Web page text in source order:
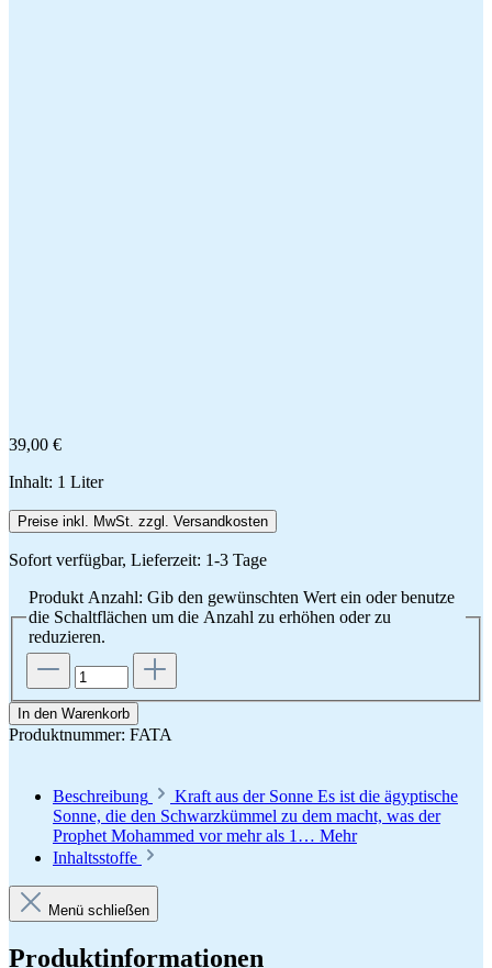
39,00 €
Inhalt: 1 Liter
Preise inkl. MwSt. zzgl. Versandkosten
Sofort verfügbar, Lieferzeit: 1-3 Tage
Produkt Anzahl: Gib den gewünschten Wert ein oder benutze
die Schaltflächen um die Anzahl zu erhöhen oder zu
reduzieren.
In den Warenkorb
Produktnummer: FATA
Beschreibung
Kraft aus der Sonne Es ist die ägyptische
Sonne, die den Schwarzkümmel zu dem macht, was der
Prophet Mohammed vor mehr als 1… Mehr
Inhaltsstoffe
Menü schließen
Produktinformationen